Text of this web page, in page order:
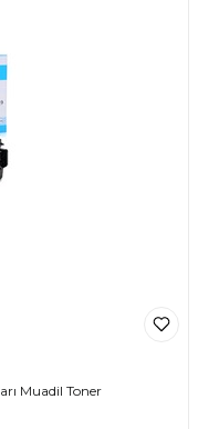
Muadil Toner